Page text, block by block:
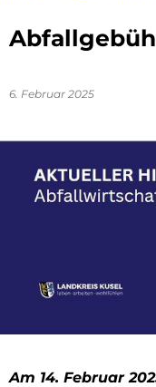
6. Februar 2025
Am 14. Februar